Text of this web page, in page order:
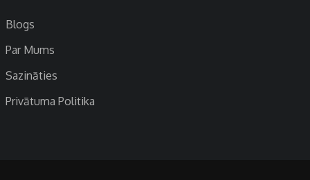
Blogs
Par Mums
Sazināties
Privātuma Politika